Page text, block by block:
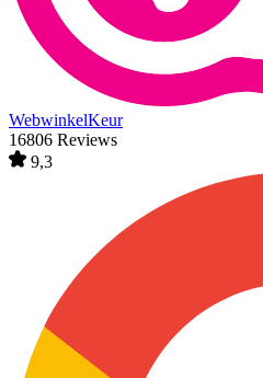
WebwinkelKeur
16806 Reviews
9,3